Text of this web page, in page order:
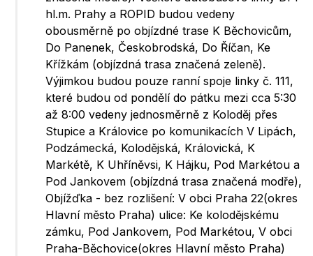
hl.m. Prahy a ROPID budou vedeny
obousměrně po objízdné trase K Běchovicům,
Do Panenek, Českobrodská, Do Říčan, Ke
Křížkám (objízdná trasa značená zeleně).
Výjimkou budou pouze ranní spoje linky č. 111,
které budou od pondělí do pátku mezi cca 5:30
až 8:00 vedeny jednosměrně z Koloděj přes
Stupice a Královice po komunikacích V Lipách,
Podzámecká, Kolodějská, Královická, K
Markétě, K Uhříněvsi, K Hájku, Pod Markétou a
Pod Jankovem (objízdná trasa značená modře),
Objížďka - bez rozlišení: V obci Praha 22(okres
Hlavní město Praha) ulice: Ke kolodějskému
zámku, Pod Jankovem, Pod Markétou, V obci
Praha-Běchovice(okres Hlavní město Praha)